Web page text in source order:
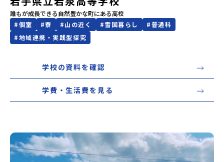
誰もが成長できる自然豊かな町にある高校
#個室 #寮 #山の近く #雪国暮らし #普通科
#地域連携・実践型探究
学校の資料を確認
学費・生活費を見る